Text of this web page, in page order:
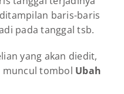
baris-baris
pada tanggal tsb.
yang akan diedit,
muncul tombol Ubah